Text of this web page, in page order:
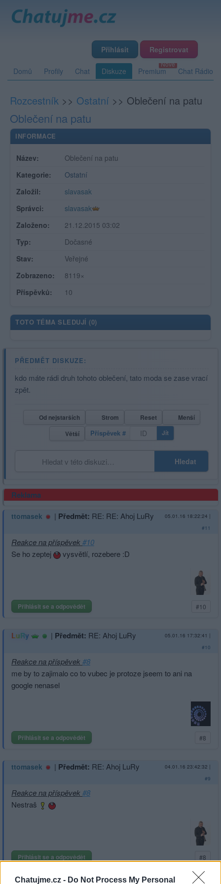
Chatujme.cz - Do Not Process My Personal
Přihlásit Registrovat
Domů Profily Chat Diskuze Premium Chat Rádio
Rozcestník >> Ostatní >> Oblečení na patu
Oblečení na patu
INFORMACE
Název:
Oblečení na patu
Kategorie:
Ostatní
Založil:
slavasak
Správci:
slavasak
Založeno:
21.12.2015 03:02
Typ:
Dočasné
Stav:
Veřejné
Zobrazeno:
8119×
Příspěvků:
10
TOTO TÉMA SLEDUJÍ (0)
PŘEDMĚT DISKUZE:
kdo máte rádi druh tohoto oblečení, tato moda se zase vrací
zpět.
Od nejstarších Strom Reset
Menší
Větší
Příspěvek # Jít
Hledat
Reklama
ttomasek | Předmět: RE: RE: Ahoj LuRy 05.01.16 18:22:24 |
#11
Reakce na příspěvek#10
Se ho zeptej
vysvětlí, rozebere :D
Přihlásit se a odpovědět #10
LuRy | Předmět: RE: Ahoj LuRy 05.01.16 17:32:41 |
#10
Reakce na příspěvek#8
me by to zajimalo co to vubec je protoze jseem to ani na
google nenasel
Přihlásit se a odpovědět #8
ttomasek | Předmět: RE: Ahoj LuRy 04.01.16 23:42:32 |
#9
Reakce na příspěvek#8
Nestraš
Přihlásit se a odpovědět #8